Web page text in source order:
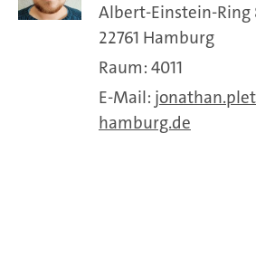
Albert-Einstein-Ring
22761 Hamburg
Raum: 4011
E-Mail:
hamburg.de